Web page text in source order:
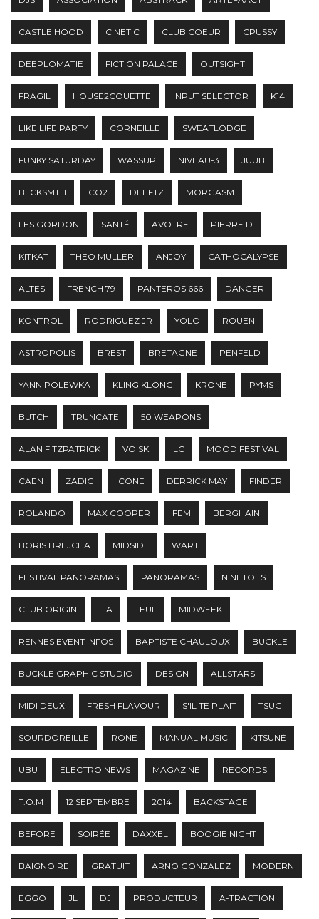
CASTLE HOOD CINETIC CLUB COEUR CPUSSY
DEEPLOMATIE FICTION PALACE OUTSIGHT
FRAGIL HOUSE2COUETTE INPUT SELECTOR K14
LIKE LIFE PARTY CORNEILLE SWEATLODGE
FUNKY SATURDAY WASSUP NIVEAU-3 JUUB
BLCKSMTH CO2 DEEFTZ MORGASM
LES GORDON SANTÉ AVOTRE PIERRE.D
KITKAT THEO MULLER ANJOY CATHOCALYPSE
ALTES FRENCH 79 PANTEROS 666 DANGER
KONTROL RODRIGUEZ JR YOLO ROUEN
ASTROPOLIS BREST BRETAGNE PENFELD
YANN POLEWKA KLING KLONG KRONE PYMS
BUTCH TRUNCATE 50 WEAPONS
ALAN FITZPATRICK VOISKI LC MOOD FESTIVAL
CAEN ZADIG ICONE DERRICK MAY FINDER
ROLANDO MAX COOPER FEM BERGHAIN
BORIS BREJCHA MIDSIDE WART
FESTIVAL PANORAMAS PANORAMAS NINETOES
CLUB ORIGIN L.A TEUF MIDWEEK
RENNES EVENT INFOS BAPTISTE CHAULOUX BUCKLE
BUCKLE GRAPHIC STUDIO DESIGN ALLSTARS
MIDI DEUX FRESH FLAVOUR S'IL TE PLAIT TSUGI
SOURDOREILLE RONE MANUAL MUSIC KITSUNÉ
UBU ELECTRO NEWS MAGAZINE RECORDS
T.O.M 12 SEPTEMBRE 2014 BACKSTAGE
BEFORE SOIRÉE DAXXEL BOOGIE NIGHT
BAIGNOIRE GRATUIT ARNO GONZALEZ MODERN
EGGO JL DJ PRODUCTEUR A-TRACTION